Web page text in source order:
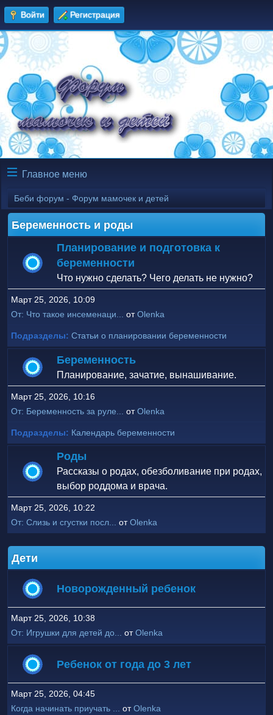
Войти Регистрация
Главное меню
Беби форум - Форум мамочек и детей
Беременность и роды
Планирование и подготовка к
беременности
Что нужно сделать? Чего делать не нужно?
Март 25, 2026, 10:09
От: Что такое инсеменаци... отOlenka
Подразделы Статьи о планировании беременности
Беременность
Планирование, зачатие, вынашивание.
Март 25, 2026, 10:16
От: Беременность за руле... отOlenka
Подразделы Календарь беременности
Роды
Рассказы о родах, обезболивание при родах,
выбор роддома и врача.
Март 25, 2026, 10:22
От: Слизь и сгустки посл... отOlenka
Дети
Новорожденный ребенок
Март 25, 2026, 10:38
От: Игрушки для детей до... отOlenka
Ребенок от года до 3 лет
Март 25, 2026, 04:45
Когда начинать приучать ... отOlenka